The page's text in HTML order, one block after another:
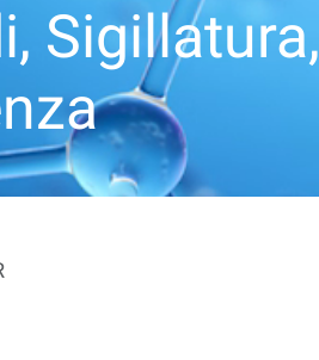
Sigillatura,